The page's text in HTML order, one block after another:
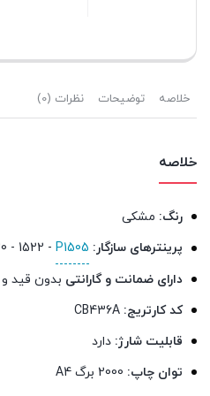
خلاصه توضیحات نظرات (0)
خلاصه
رنگ: مشکی
پرینترهای سازگار: P1505
- 1522 - M1120
دارای ضمانت و گارانتی بدون قید
کد کارتریج:
قابلیت شارژ: دارد
توان چاپ: 2000 برگ A4